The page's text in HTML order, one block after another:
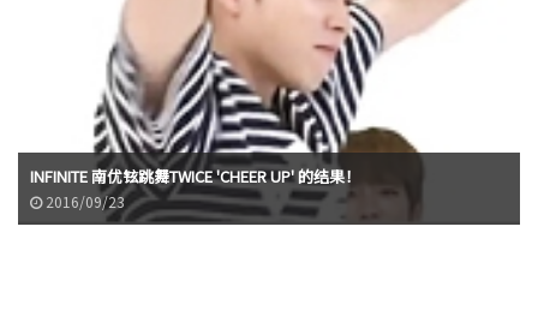
INFINITE 南优铉跳舞TWICE 'CHEER UP' 的结果！
2016/09/23